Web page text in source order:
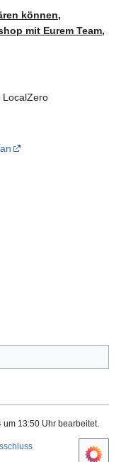
können,
mit Eurem Team,
LocalZero
um 13:50 Uhr bearbeitet.